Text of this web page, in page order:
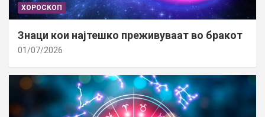
ХОРОСКОП
Знаци кои најтешко преживуваат во бракот
01/07/2026